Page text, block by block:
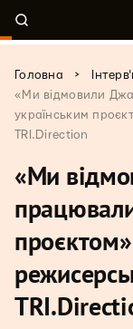
Головна >
«Ми відмовили
українським
TRI.Direction
«Ми